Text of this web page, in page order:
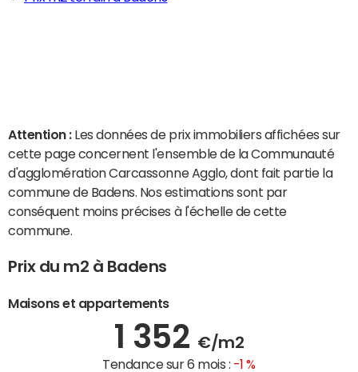
Attention : Les données de prix immobiliers affichées sur
cette page concernent l'ensemble de la Communauté
d'agglomération Carcassonne Agglo, dont fait partie la
commune de Badens. Nos estimations sont par
conséquent moins précises à l'échelle de cette
commune.
Prix du m2 à Badens
Maisons et appartements
1 352 €/m2
Tendance sur 6 mois : -1 %